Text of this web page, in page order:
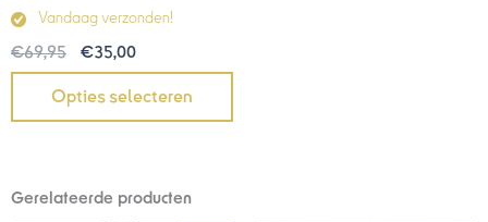
Vandaag verzonden!
€69,95 €35,00
Opties selecteren
Gerelateerde producten